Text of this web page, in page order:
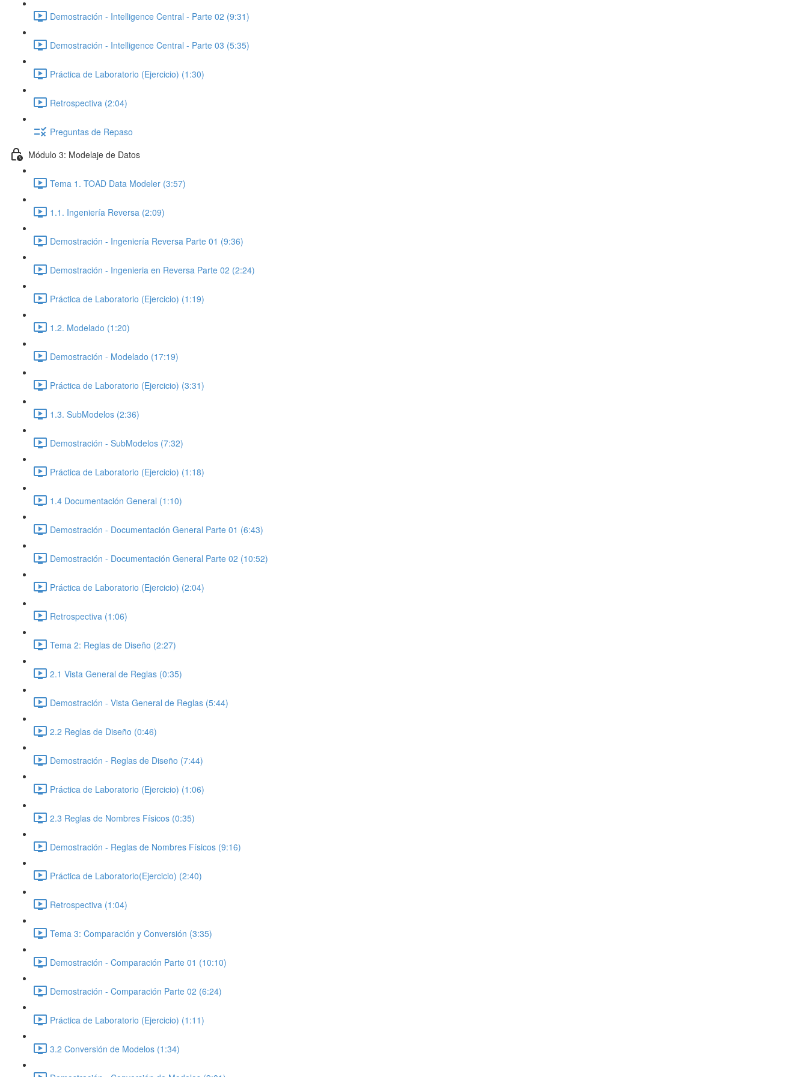
Demostración - Intelligence Central - Parte 02 (9:31)
Demostración - Intelligence Central - Parte 03 (5:35)
Práctica de Laboratorio (Ejercicio) (1:30)
Retrospectiva (2:04)
Preguntas de Repaso
Módulo 3: Modelaje de Datos
Tema 1. TOAD Data Modeler (3:57)
1.1. Ingeniería Reversa (2:09)
Demostración - Ingeniería Reversa Parte 01 (9:36)
Demostración - Ingenieria en Reversa Parte 02 (2:24)
Práctica de Laboratorio (Ejercicio) (1:19)
1.2. Modelado (1:20)
Demostración - Modelado (17:19)
Práctica de Laboratorio (Ejercicio) (3:31)
1.3. SubModelos (2:36)
Demostración - SubModelos (7:32)
Práctica de Laboratorio (Ejercicio) (1:18)
1.4 Documentación General (1:10)
Demostración - Documentación General Parte 01 (6:43)
Demostración - Documentación General Parte 02 (10:52)
Práctica de Laboratorio (Ejercicio) (2:04)
Retrospectiva (1:06)
Tema 2: Reglas de Diseño (2:27)
2.1 Vista General de Reglas (0:35)
Demostración - Vista General de Reglas (5:44)
2.2 Reglas de Diseño (0:46)
Demostración - Reglas de Diseño (7:44)
Práctica de Laboratorio (Ejercicio) (1:06)
2.3 Reglas de Nombres Físicos (0:35)
Demostración - Reglas de Nombres Físicos (9:16)
Práctica de Laboratorio(Ejercicio) (2:40)
Retrospectiva (1:04)
Tema 3: Comparación y Conversión (3:35)
Demostración - Comparación Parte 01 (10:10)
Demostración - Comparación Parte 02 (6:24)
Práctica de Laboratorio (Ejercicio) (1:11)
3.2 Conversión de Modelos (1:34)